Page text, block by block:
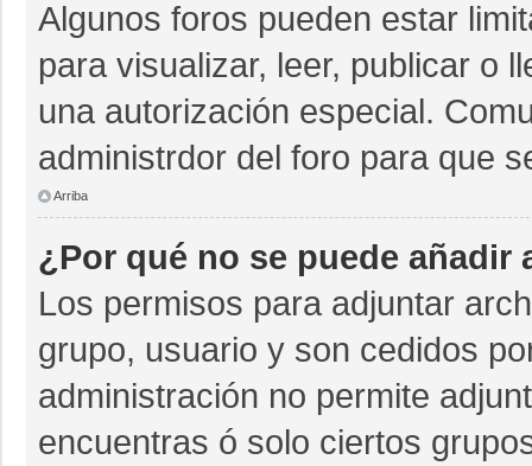
Algunos foros pueden estar
para visualizar, leer, publicar o
una autorización especial.
administrdor del foro para que
Arriba
¿Por qué no se puede
Los permisos para adjuntar
grupo, usuario y son cedidos
administración no permite
encuentras ó solo ciertos